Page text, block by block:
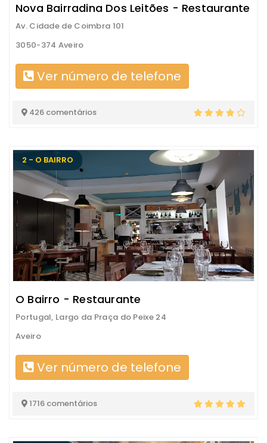
Nova Bairradina Dos Leitões - Restaurante
Av. Cidade de Coimbra 101
3050-374 Aveiro
Ver número de telefone
426 comentários
2 - O BAIRRO
O Bairro - Restaurante
Portugal, Largo da Praça do Peixe 24
Aveiro
Ver número de telefone
1716 comentários